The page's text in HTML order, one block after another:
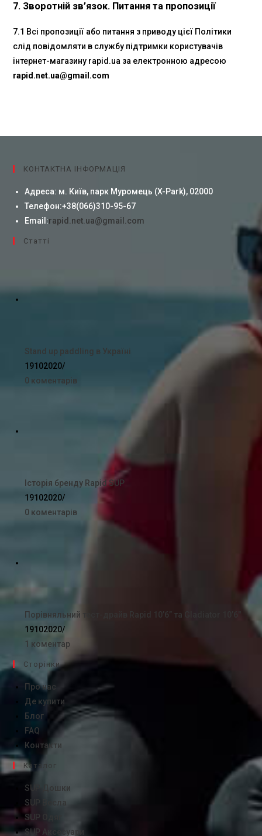
7. Зворотній зв’язок. Питання та пропозиції
7.1 Всі пропозиції або питання з приводу цієї Політики
слід повідомляти в службу підтримки користувачів
інтернет-магазину rapid.ua за електронною адресою
rapid.net.ua@gmail.com
КОНТАКТНА ІНФОРМАЦІЯ
Адреса: м. Київ, парк Муромець (X-Park), 02000
Телефон:+38(066)310-95-67
Email:rapid.net.ua@gmail.com
Cтатті
Stand up paddling в Україні
19102020/
0 коментарів
Історія бренду Rapid SUP
19102020/
0 коментарів
Порівняльний тест-драйв Rapid 10’6” та Gladiator 10’6″
19102020/
1 коментар
Сторінки
Про нас
Де купити
Блог
FAQ
Контакти
Каталог
SUP Дошки
SUP Весла
SUP Одяг
SUP Аксесуари